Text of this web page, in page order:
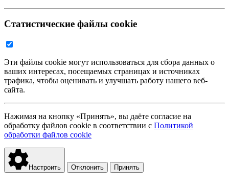
Статистические файлы cookie
Эти файлы cookie могут использоваться для сбора данных о
ваших интересах, посещаемых страницах и источниках
трафика, чтобы оценивать и улучшать работу нашего веб-
сайта.
Нажимая на кнопку «Принять», вы даёте согласие на
обработку файлов cookie в соответствии с Политикой
обработки файлов cookie
Настроить Отклонить Принять